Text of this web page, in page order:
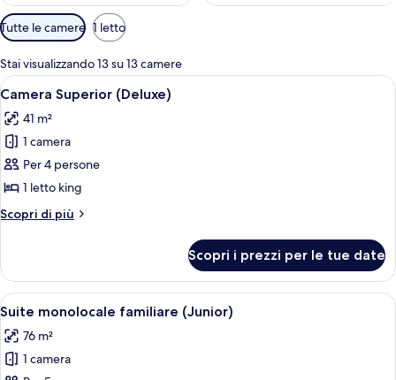
Filtri
disponibili
per
le
camere
Tutte le camere 1 letto
Stai visualizzando 13 su 13 camere
Apri
tutte
le
foto
per
Camera
Superior
(Deluxe)
Una camera d'hotel con un letto
4
Camera Superior (Deluxe)
41 m²
1 camera
Per 4 persone
1 letto king
Scopri di più
Altri
Superior
(Deluxe)
Scopri i prezzi per le tue date
Apri
tutte
le
foto
Una camera d'albergo con un letto
5
Suite monolocale familiare (Junior)
76 m²
1 camera